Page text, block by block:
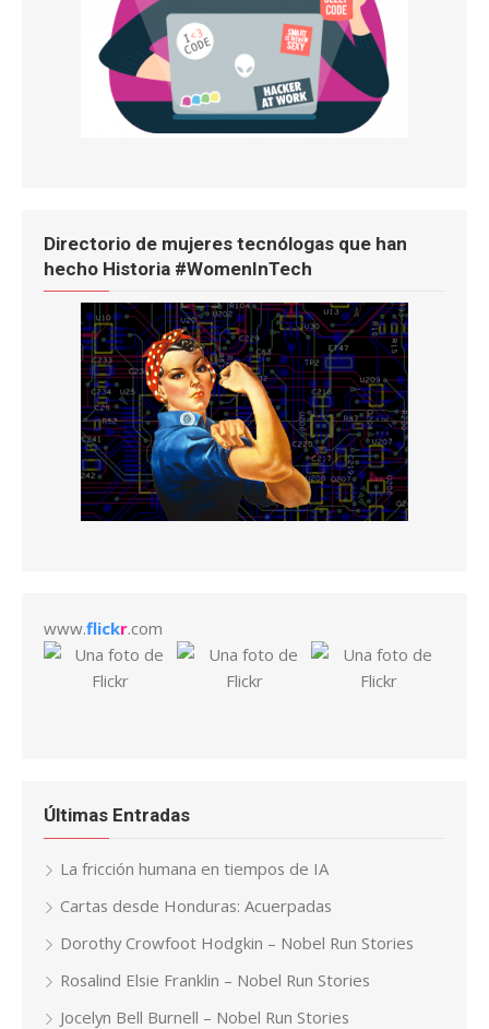
Directorio de mujeres tecnólogas que han
hecho Historia #WomenInTech
www.flickr.com
Últimas Entradas
La fricción humana en tiempos de IA
Cartas desde Honduras: Acuerpadas
Dorothy Crowfoot Hodgkin – Nobel Run Stories
Rosalind Elsie Franklin – Nobel Run Stories
Jocelyn Bell Burnell – Nobel Run Stories